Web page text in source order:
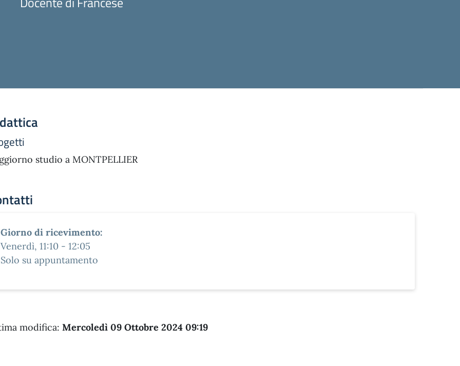
studio a MONTPELLIER
Giorno di ricevimento:
Venerdì, 11:10 - 12:05
Solo su appuntamento
modifica: Mercoledì 09 Ottobre 2024 09:19